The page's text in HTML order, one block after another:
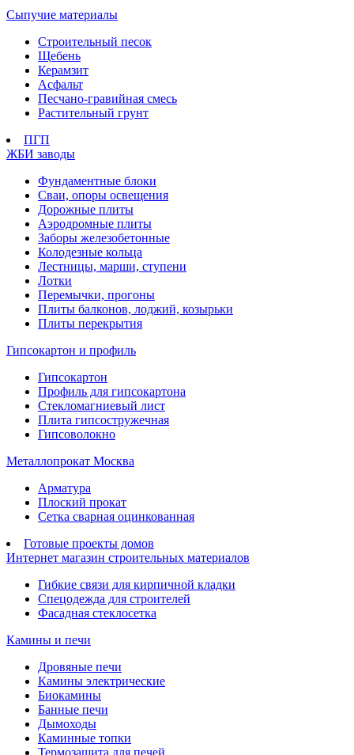
Сыпучие материалы
Строительный песок
Щебень
Керамзит
Асфальт
Песчано-гравийная смесь
Растительный грунт
ПГП
ЖБИ заводы
Фундаментные блоки
Сваи, опоры освещения
Дорожные плиты
Аэродромные плиты
Заборы железобетонные
Колодезные кольца
Лестницы, марши, ступени
Лотки
Перемычки, прогоны
Плиты балконов, лоджий, козырьки
Плиты перекрытия
Гипсокартон и профиль
Гипсокартон
Профиль для гипсокартона
Стекломагниевый лист
Плита гипсостружечная
Гипсоволокно
Металлопрокат Москва
Арматура
Плоский прокат
Сетка сварная оцинкованная
Готовые проекты домов
Интернет магазин строительных материалов
Гибкие связи для кирпичной кладки
Спецодежда для строителей
Фасадная стеклосетка
Камины и печи
Дровяные печи
Камины электрические
Биокамины
Банные печи
Дымоходы
Каминные топки